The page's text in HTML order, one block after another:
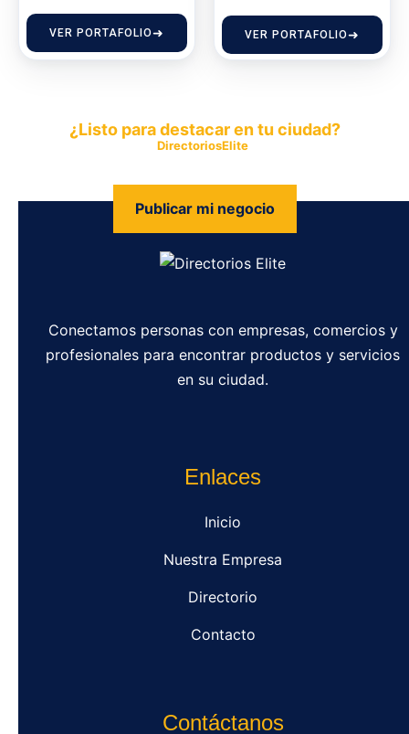
VER PORTAFOLIO VER PORTAFOLIO
¿Listo para destacar en tu ciudad?
DirectoriosElite
Publicar mi negocio
Conectamos personas con empresas, comercios y
profesionales para encontrar productos y servicios
en su ciudad.
Enlaces
Inicio
Nuestra Empresa
Directorio
Contacto
Contáctanos